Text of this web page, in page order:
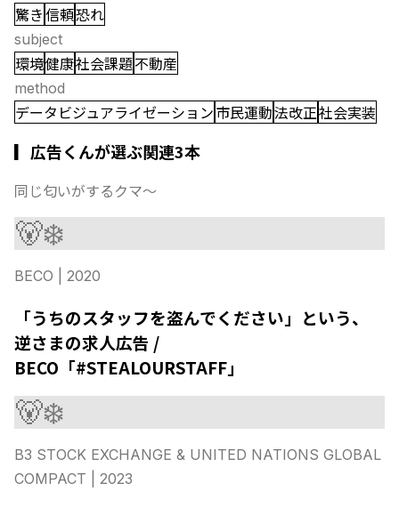
驚き信頼恐れ
subject
環境健康社会課題不動産
method
データビジュアライゼーション市民運動法改正社会実装
▎広告くんが選ぶ関連3本
同じ匂いがするクマ〜
🐻‍❄️
BECO | 2020
「うちのスタッフを盗んでください」という、
逆さまの求人広告 /
BECO「#STEALOURSTAFF」
🐻‍❄️
B3 STOCK EXCHANGE & UNITED NATIONS GLOBAL
COMPACT | 2023